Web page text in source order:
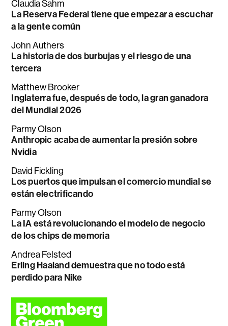
Claudia Sahm
La Reserva Federal tiene que empezar a escuchar
a la gente común
John Authers
La historia de dos burbujas y el riesgo de una
tercera
Matthew Brooker
Inglaterra fue, después de todo, la gran ganadora
del Mundial 2026
Parmy Olson
Anthropic acaba de aumentar la presión sobre
Nvidia
David Fickling
Los puertos que impulsan el comercio mundial se
están electrificando
Parmy Olson
La IA está revolucionando el modelo de negocio
de los chips de memoria
Andrea Felsted
Erling Haaland demuestra que no todo está
perdido para Nike